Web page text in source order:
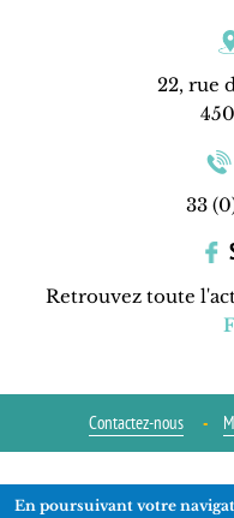
22, rue
33
Retrouvez toute
Contactez-nous
En poursuivant votre